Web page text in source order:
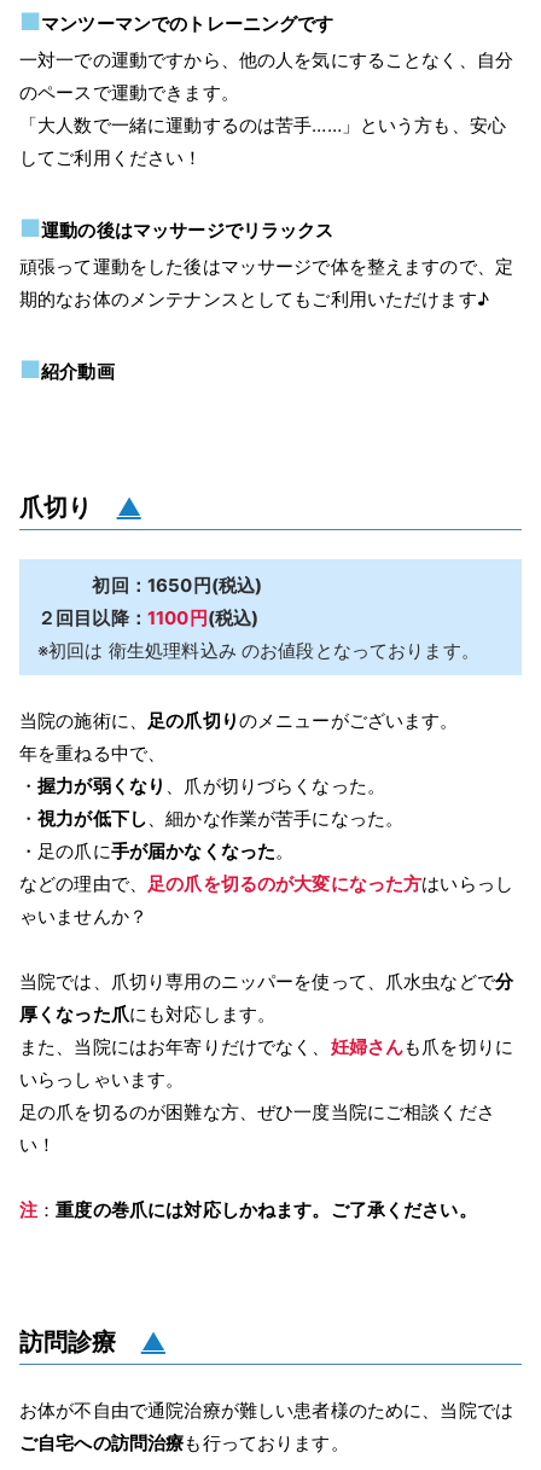
■マンツーマンでのトレーニングです
一対一での運動ですから、他の人を気にすることなく、自分
のペースで運動できます。
「大人数で一緒に運動するのは苦手……」という方も、安心
してご利用ください！
■運動の後はマッサージでリラックス
頑張って運動をした後はマッサージで体を整えますので、定
期的なお体のメンテナンスとしてもご利用いただけます♪
■紹介動画
爪切り ▲
初回：1650円(税込)
２回目以降： 1100円(税込)
※初回は 衛生処理料込み のお値段となっております。
当院の施術に、 足の爪切りのメニューがございます。
年を重ねる中で、
・握力が弱くなり 、爪が切りづらくなった。
・視力が低下し、細かな作業が苦手になった。
・足の爪に手が届かなくなった。
などの理由で、 足の爪を切るのが大変になった方はいらっし
ゃいませんか？
当院では、爪切り専用のニッパーを使って、爪水虫などで分
厚くなった爪にも対応します。
また、当院にはお年寄りだけでなく、 妊婦さんも爪を切りに
いらっしゃいます。
足の爪を切るのが困難な方、ぜひ一度当院にご相談くださ
い！
注 ：重度の巻爪には対応しかねます。ご了承ください。
訪問診療 ▲
お体が不自由で通院治療が難しい患者様のために、当院では
ご自宅への訪問治療も行っております。